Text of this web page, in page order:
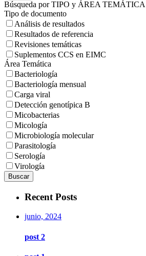
Búsqueda por TIPO y ÁREA TEMÁTICA
Tipo de documento
Análisis de resultados
Resultados de referencia
Revisiones temáticas
Suplementos CCS en EIMC
Área Temática
Bacteriología
Bacteriología mensual
Carga viral
Detección genotípica B
Micobacterias
Micología
Microbiología molecular
Parasitología
Serología
Virología
Buscar
Recent Posts
junio, 2024
post 2